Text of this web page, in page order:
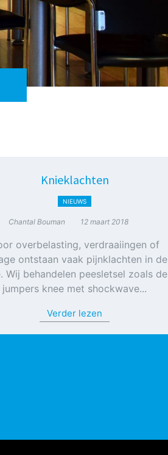
Knieklachten
NIEUWS
Chantal Bouman 12 maart 2018
overbelasting, verdraaiingen of
ontstaan vaak pijnklachten in de
Wij behandelen peesletsel zoals de
jumpers knee met shockwave...
Verder lezen